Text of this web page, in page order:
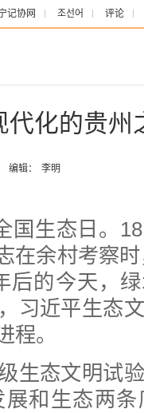
记协网 조선어 评论
代化的贵州
编辑： 李明
生态日。18
在余村考察
后的今天，
习近平生态
程。
态文明试验
和生态两